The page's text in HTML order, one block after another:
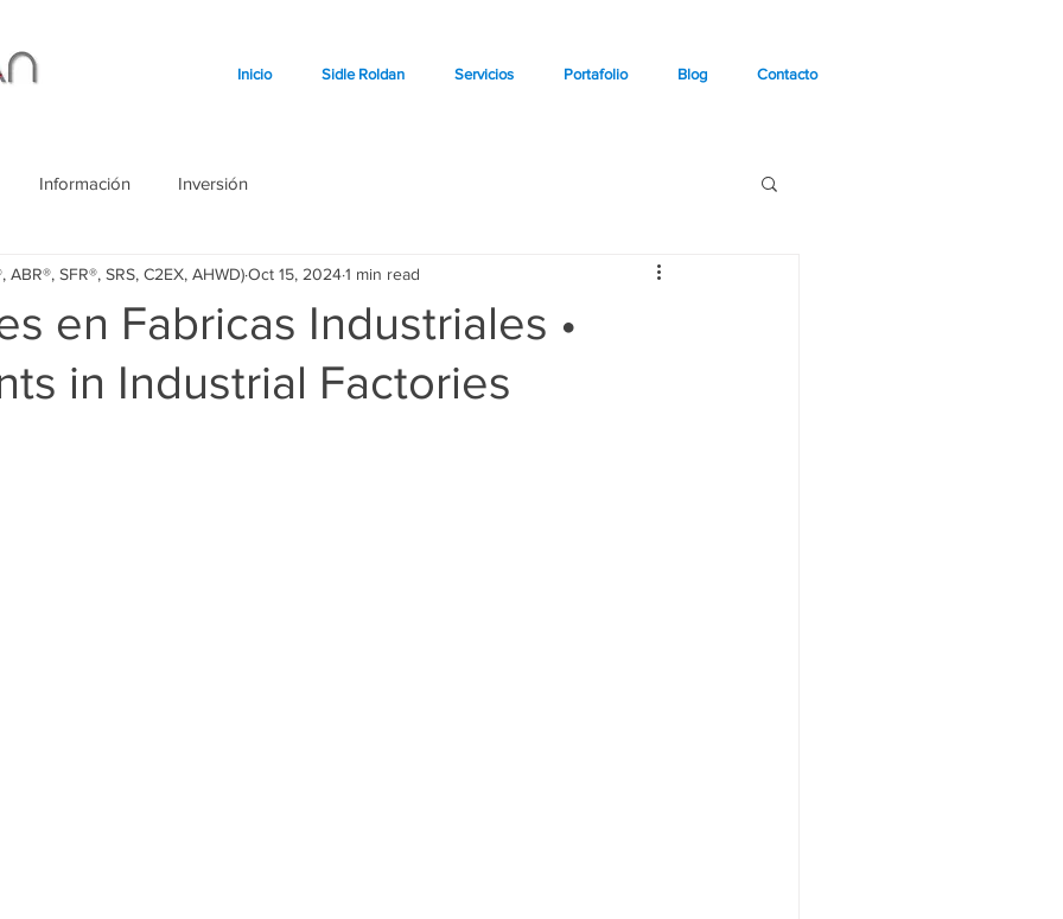
Inicio Sidle Roldan Servicios Portafolio Blog Contacto
Información Inversión
en Fabricas Industriales •
in Industrial Factories
ABR®, SFR®, SRS, C2EX, AHWD)Oct 15, 20241 min read